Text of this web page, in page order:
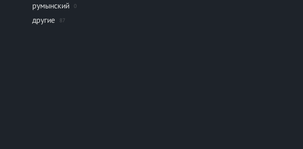
румынский 0
другие 87